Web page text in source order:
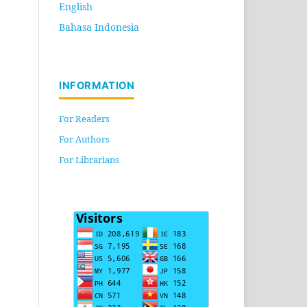
English
Bahasa Indonesia
INFORMATION
For Readers
For Authors
For Librarians